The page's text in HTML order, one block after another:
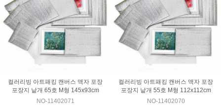
컬러리빙 아트패킹 캔버스 액자 포장
포장지 낱개 65호 M형 145x93cm
NO-11402071
컬러리빙 아트패킹 캔버스 액자 포장
포장지 낱개 55호 M형 112x112cm
NO-11402070